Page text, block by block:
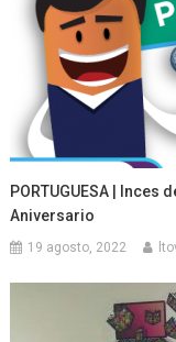
PORTUGUESA |
Aniversario
19 agosto, 2022